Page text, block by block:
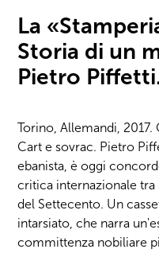
La
Storia di un
Pietro
Torino, Allemandi, 2017.
Cart e sovrac. Pietro
ebanista, è oggi
critica internazionale
del Settecento. Un
intarsiato, che narra
committenza nobiliare